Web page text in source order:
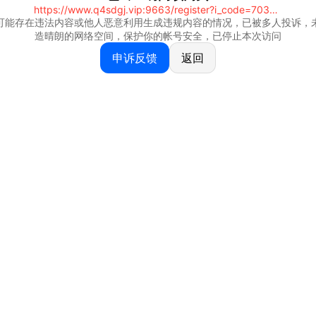
https://www.q4sdgj.vip:9663/register?i_code=70328081
能存在违法内容或他人恶意利用生成违规内容的情况，已被多人投诉，
造晴朗的网络空间，保护你的帐号安全，已停止本次访问
申诉反馈 返回